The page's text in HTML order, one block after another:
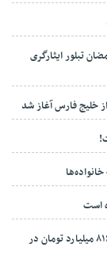
تبلور ایثارگری
خلیج فارس آغاز شد
است
سکونت ۱۶۰ هزار یزدی در بافت‌های فرسوده شهری/صرف ۸۱۶ میلیارد تومان در